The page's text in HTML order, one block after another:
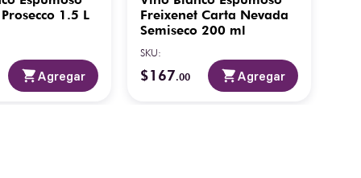
1.5 L
Agregar
Freixenet Carta Nevada
Semiseco 200 ml
SKU:
$167.00 Agregar